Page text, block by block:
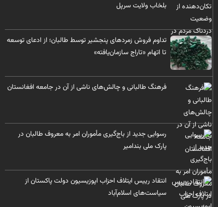
بلخاب ولایت سرپل
تداوم فروش زمردهای پنجشیر توسط طالبان؛ از ادعای توسعه
تا اتهام «تاراج سازمان‌یافته»
فرهنگ طالبانی و چالش‌های ناشی از آن در جامعه افغانستان
رسوایی جدید از باج‌گیری مأموران امر به معروف طالبان در
پارک ملی بندامیر
انتقاد رییس ایتلاف احزاب اپوزیسیون دولت پاکستان از
سیاست‌های اسلام‌آباد